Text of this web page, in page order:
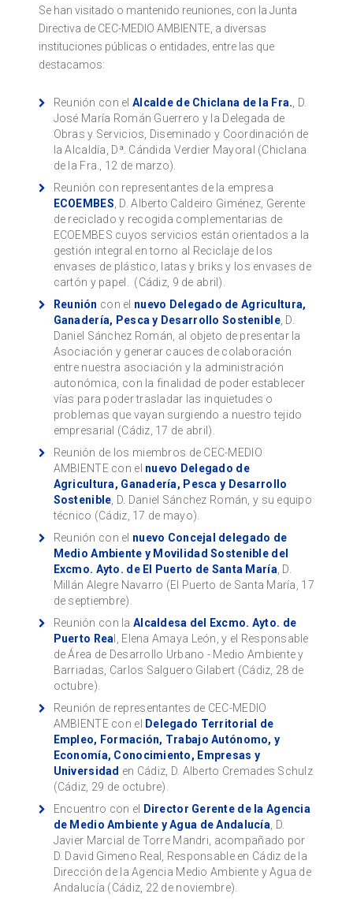
Se han visitado o mantenido reuniones, con la Junta
Directiva de CEC-MEDIO AMBIENTE, a diversas
instituciones públicas o entidades, entre las que
destacamos:
Reunión con el Alcalde de Chiclana de la Fra. , D.
José María Román Guerrero y la Delegada de
Obras y Servicios, Diseminado y Coordinación de
la Alcaldía, Dª. Cándida Verdier Mayoral (Chiclana
de la Fra., 12 de marzo).
Reunión con representantes de la empresa
ECOEMBES , D. Alberto Caldeiro Giménez, Gerente
de reciclado y recogida complementarias de
ECOEMBES cuyos servicios están orientados a la
gestión integral en torno al Reciclaje de los
envases de plástico, latas y briks y los envases de
cartón y papel. (Cádiz, 9 de abril).
Reunión con el nuevo Delegado de Agricultura,
Ganadería, Pesca y Desarrollo Sostenible, D.
Daniel Sánchez Román, al objeto de presentar la
Asociación y generar cauces de colaboración
entre nuestra asociación y la administración
autonómica, con la finalidad de poder establecer
vías para poder trasladar las inquietudes o
problemas que vayan surgiendo a nuestro tejido
empresarial (Cádiz, 17 de abril).
Reunión de los miembros de CEC-MEDIO
AMBIENTE con el nuevo Delegado de
Agricultura, Ganadería, Pesca y Desarrollo
Sostenible , D. Daniel Sánchez Román, y su equipo
técnico (Cádiz, 17 de mayo).
Reunión con el nuevo Concejal delegado de
Medio Ambiente y Movilidad Sostenible del
Excmo. Ayto. de El Puerto de Santa María , D.
Millán Alegre Navarro (El Puerto de Santa María, 17
de septiembre).
Reunión con la Alcaldesa del Excmo. Ayto. de
Puerto Rea l, Elena Amaya León, y el Responsable
de Área de Desarrollo Urbano - Medio Ambiente y
Barriadas, Carlos Salguero Gilabert (Cádiz, 28 de
octubre).
Reunión de representantes de CEC-MEDIO
AMBIENTE con el
Delegado Territorial de
Empleo, Formación, Trabajo Autónomo, y
Economía, Conocimiento, Empresas y
Universidad en Cádiz, D. Alberto Cremades Schulz
(Cádiz, 29 de octubre).
Encuentro con el
Director Gerente de la Agencia
de Medio Ambiente y Agua de Andalucía , D.
Javier Marcial de Torre Mandri, acompañado por
D. David Gimeno Real, Responsable en Cádiz de la
Dirección de la Agencia Medio Ambiente y Agua de
Andalucía (Cádiz, 22 de noviembre).